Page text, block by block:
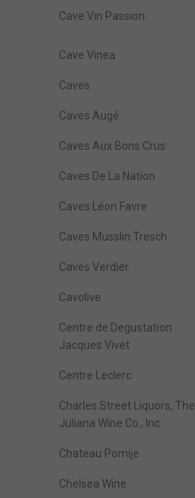
Cave Vin Passion
Cave Vinea
Caves
Caves Augé
Caves Aux Bons Crus
Caves De La Nation
Caves Léon Favre
Caves Musslin Tresch
Caves Verdier
Cavolive
Centre de Degustation
Jacques Vivet
Centre Leclerc
Charles Street Liquors, The
Juliana Wine Co., Inc.
Chateau Pomije
Chelsea Wine